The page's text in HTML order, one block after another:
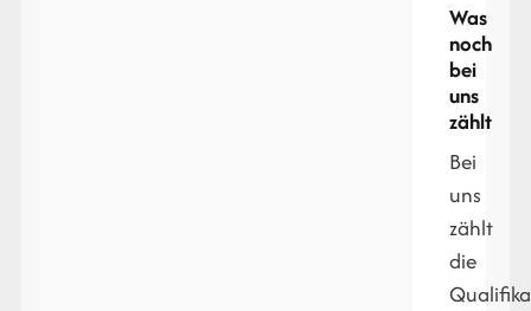
Was
noch
bei
uns
zählt
Bei
uns
zählt
die